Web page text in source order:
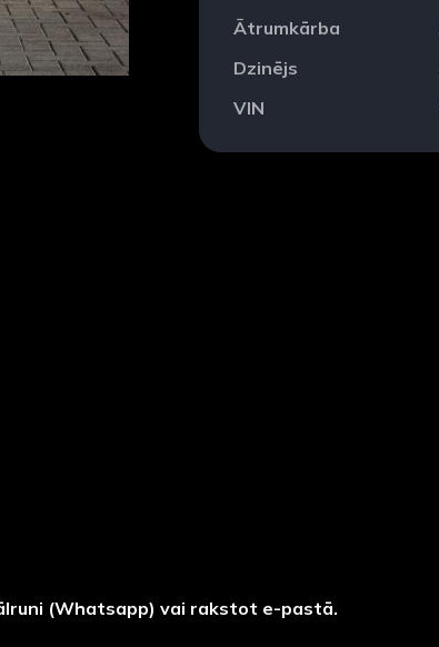
Ātrumkārba
Dzinējs
VIN
(Whatsapp) vai rakstot e-pastā.